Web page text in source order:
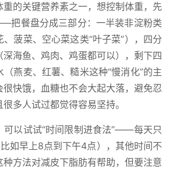
重的关键营养素之一，想控制体重，先
把餐盘分成三部分：一半装非淀粉类
菠菜、空心菜这类“叶子菜”），四分
深海鱼、鸡肉、鸡蛋都可以），剩下四
燕麦、红薯、糙米这种“慢消化”的主
很快饿，血糖也不会大起大落，避免忍
多人试过都觉得容易坚持。
可以试试“时间限制进食法”——每天只
如早上8点到下午4点），其他时间不
方法对减皮下脂肪有帮助，但要注意